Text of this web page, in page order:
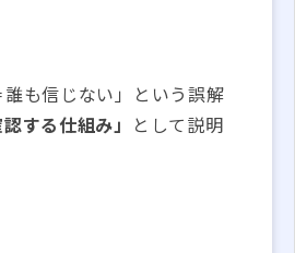
誰も信じない」という誤解
認する仕組み」 として説明